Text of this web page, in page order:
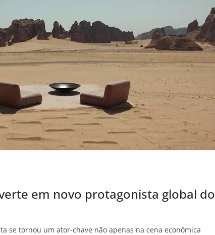
em novo protagonista global do
se tornou um ator-chave não apenas na cena econômica